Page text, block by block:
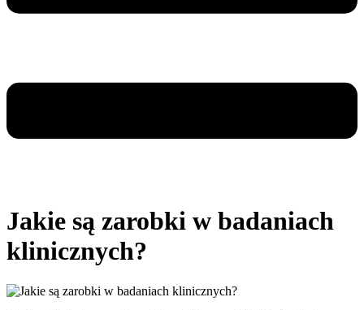
Jakie są zarobki w badaniach
klinicznych?